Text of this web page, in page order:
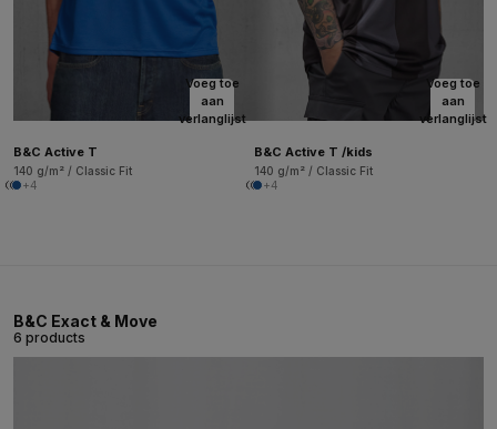
Voeg toe
aan
verlanglijst
B&C Active T
140 g/m² / Classic Fit
+4
Voeg toe
aan
verlanglijst
B&C Active T /kids
140 g/m² / Classic Fit
+4
B&C Exact & Move
6 products